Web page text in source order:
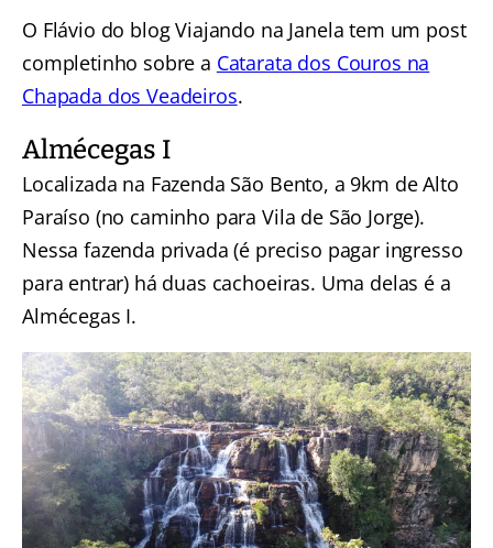
O Flávio do blog Viajando na Janela tem um post
completinho sobre a Catarata dos Couros na
Chapada dos Veadeiros.
Almécegas I
Localizada na Fazenda São Bento, a 9km de Alto
Paraíso (no caminho para Vila de São Jorge).
Nessa fazenda privada (é preciso pagar ingresso
para entrar) há duas cachoeiras. Uma delas é a
Almécegas I.